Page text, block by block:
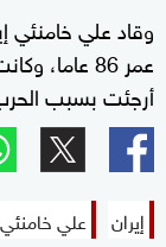
عمر 86
أرجئت بسبب
إيران علي خامنئي